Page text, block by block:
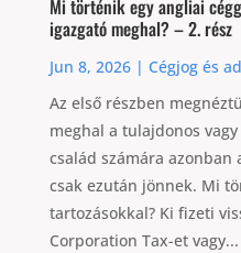
Mi történik egy angliai
igazgató meghal? – 2. rész
Jun 8, 2026| Cégjog és
Az első részben
meghal a tulajdonos
család számára azonban
csak ezután jönnek. Mi
tartozásokkal? Ki fizeti
Corporation Tax-et vagy...